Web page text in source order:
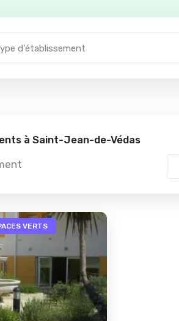
d'établissement
à Saint-Jean-de-Védas
VERTS